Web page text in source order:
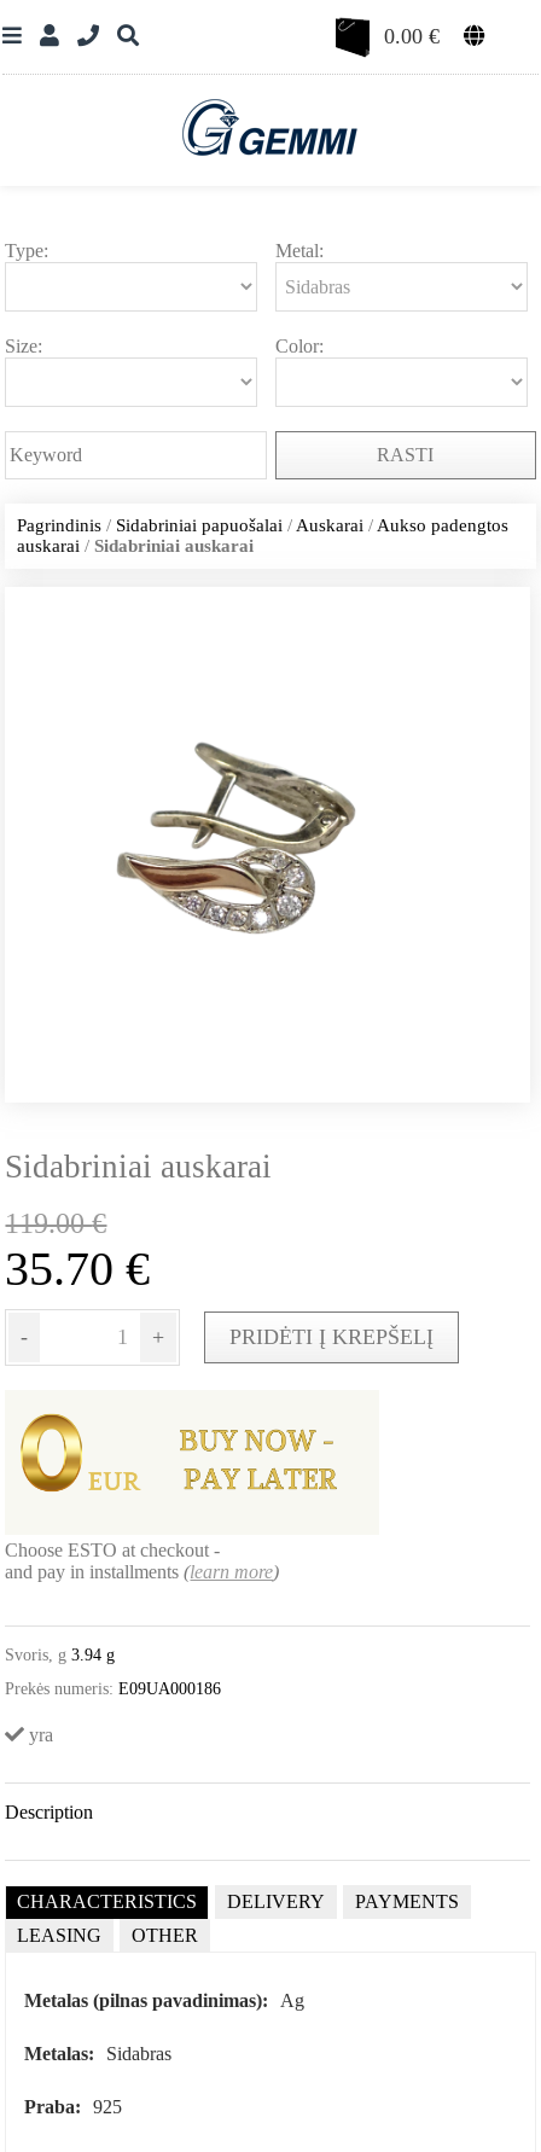
0.00€
Type: Metal:
Size: Color:
RASTI
Pagrindinis / Sidabriniai papuošalai / Auskarai / Aukso padengtos
auskarai /Sidabriniai auskarai
Sidabriniai auskarai
119.00€
35.70€
- + PRIDĖTI Į KREPŠELĮ
Choose ESTO at checkout -
and pay in installments(learn more)
Svoris, g 3.94 g
Prekės numeris: E09UA000186
yra
Description
CHARACTERISTICS DELIVERY
PAYMENTS
LEASING
OTHER
Metalas (pilnas pavadinimas): Ag
Metalas: Sidabras
Praba: 925